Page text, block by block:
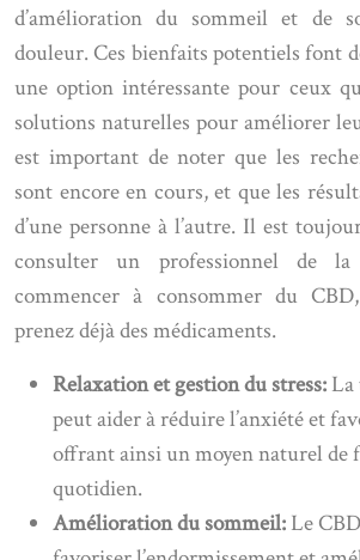
d’amélioration du sommeil et de
douleur. Ces bienfaits potentiels font
une option intéressante pour ceux
solutions naturelles pour améliorer
est important de noter que les
sont encore en cours, et que les
d’une personne à l’autre. Il est
consulter un professionnel de
commencer à consommer du
prenez déjà des médicaments.
Relaxation et gestion du stress: La
peut aider à réduire l’anxiété et
offrant ainsi un moyen naturel de
quotidien.
Amélioration du sommeil: Le